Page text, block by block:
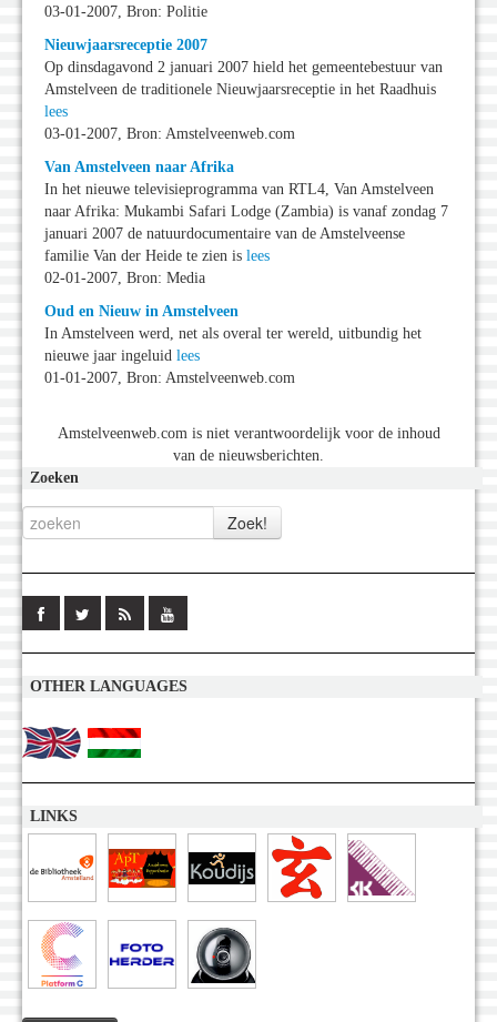
03-01-2007, Bron: Politie
Nieuwjaarsreceptie 2007
Op dinsdagavond 2 januari 2007 hield het gemeentebestuur van
Amstelveen de traditionele Nieuwjaarsreceptie in het Raadhuis
lees
03-01-2007, Bron: Amstelveenweb.com
Van Amstelveen naar Afrika
In het nieuwe televisieprogramma van RTL4, Van Amstelveen
naar Afrika: Mukambi Safari Lodge (Zambia) is vanaf zondag 7
januari 2007 de natuurdocumentaire van de Amstelveense
familie Van der Heide te zien is lees
02-01-2007, Bron: Media
Oud en Nieuw in Amstelveen
In Amstelveen werd, net als overal ter wereld, uitbundig het
nieuwe jaar ingeluid lees
01-01-2007, Bron: Amstelveenweb.com
Amstelveenweb.com is niet verantwoordelijk voor de inhoud
van de nieuwsberichten.
Zoeken
OTHER LANGUAGES
LINKS